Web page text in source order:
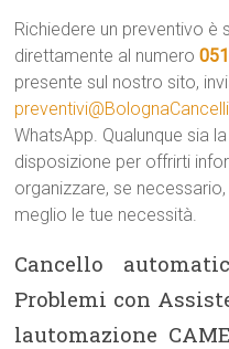
Richiedere un preventivo è
direttamente al numero
presente sul nostro sito,
WhatsApp. Qualunque sia
disposizione per offrirti
organizzare, se
meglio le tue necessità.
Cancello
Problemi con
lautomazione